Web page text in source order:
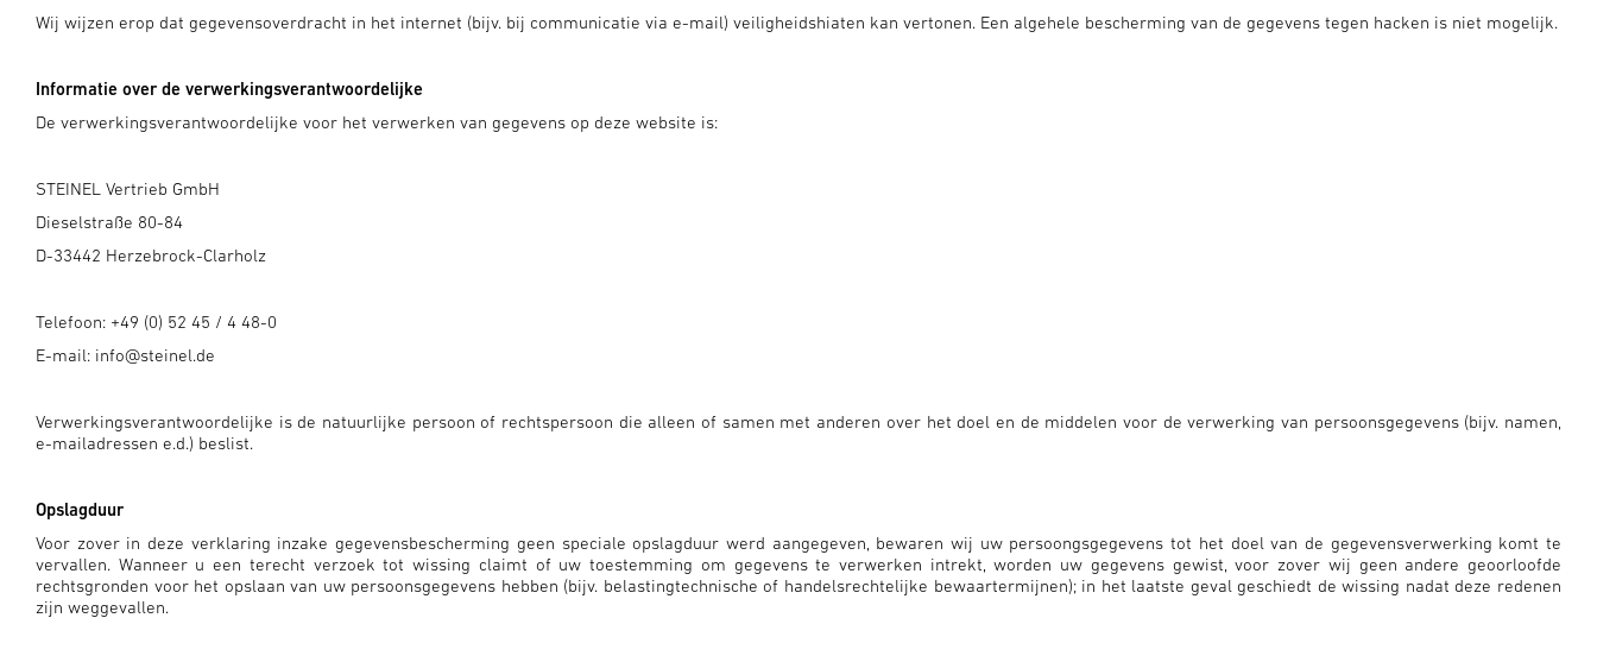
Wij wijzen erop dat gegevensoverdracht in het internet (bijv. bij communicatie via e-mail) veiligheidshiaten kan vertonen. Een algehele bescherming van de gegevens tegen hacken is niet mogelijk.
Informatie over de verwerkingsverantwoordelijke
De verwerkingsverantwoordelijke voor het verwerken van gegevens op deze website is:
STEINEL Vertrieb GmbH
Dieselstraße 80-84
D-33442 Herzebrock-Clarholz
Telefoon: +49 (0) 52 45 / 4 48-0
E-mail: info@steinel.de
Verwerkingsverantwoordelijke is de natuurlijke persoon of rechtspersoon die alleen of samen met anderen over het doel en de middelen voor de verwerking van persoonsgegevens (bijv. namen,
e-mailadressen e.d.) beslist.
Opslagduur
Voor zover in deze verklaring inzake gegevensbescherming geen speciale opslagduur werd aangegeven, bewaren wij uw persoongsgegevens tot het doel van de gegevensverwerking komt te
vervallen. Wanneer u een terecht verzoek tot wissing claimt of uw toestemming om gegevens te verwerken intrekt, worden uw gegevens gewist, voor zover wij geen andere geoorloofde
rechtsgronden voor het opslaan van uw persoonsgegevens hebben (bijv. belastingtechnische of handelsrechtelijke bewaartermijnen); in het laatste geval geschiedt de wissing nadat deze redenen
zijn weggevallen.